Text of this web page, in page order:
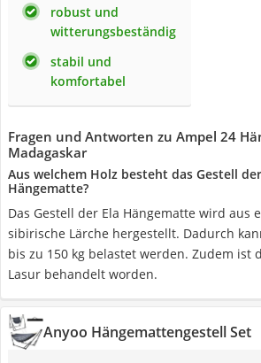
robust und
witterungsbeständig
stabil und
komfortabel
Fragen und Antworten zu Ampel 24
Madagaskar
Aus welchem Holz besteht das Gestell
Hängematte?
Das Gestell der Ela Hängematte wird aus
sibirische Lärche hergestellt. Dadurch
bis zu 150 kg belastet werden. Zudem ist
Lasur behandelt worden.
Anyoo Hängemattengestell Set